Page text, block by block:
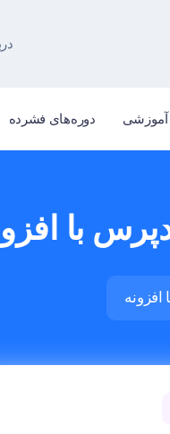
آموزشی دوره‌های فشرده
با